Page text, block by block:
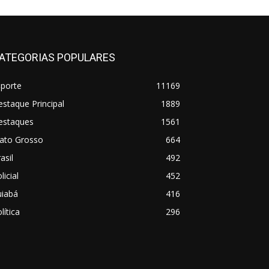
POPULARES
11169
Principal
1889
1561
Grosso
664
492
452
416
296